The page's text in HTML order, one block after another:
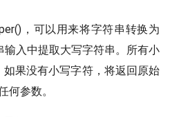
，可以用来将字符串转换为
输入中提取大写字符串。所有小
果没有小写字符，将返回原始
何参数。